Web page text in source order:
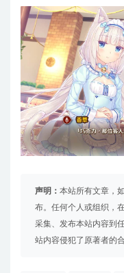
声明： 本站所有文章，
布。任何个人或组织，
采集、发布本站内容到
站内容侵犯了原著者的